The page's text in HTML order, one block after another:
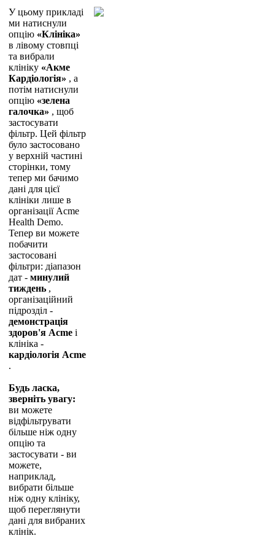
У цьому прикладі
ми натиснули
опцію «Клініка»
в лівому стовпці
та вибрали
клініку «Акме
Кардіологія» , а
потім натиснули
опцію «зелена
галочка» , щоб
застосувати
фільтр. Цей фільтр
було застосовано
у верхній частині
сторінки, тому
тепер ми бачимо
дані для цієї
клініки лише в
організації Acme
Health Demo.
Тепер ви можете
побачити
застосовані
фільтри: діапазон
дат - минулий
тиждень ,
організаційний
підрозділ -
демонстрація
здоров'я Acme і
клініка -
кардіологія Acme
.
Будь ласка,
зверніть увагу:
ви можете
відфільтрувати
більше ніж одну
опцію та
застосувати - ви
можете,
наприклад,
вибрати більше
ніж одну клініку,
щоб переглянути
дані для вибраних
клінік.